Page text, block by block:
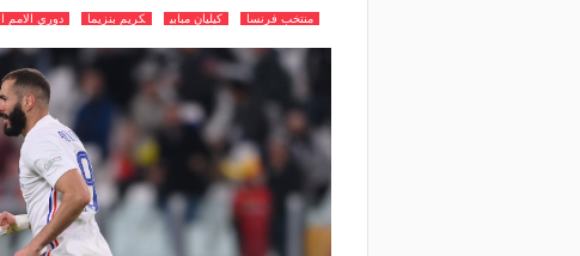
منتخب فرنسا كيليان مبابي كريم بنزيما دوري الامم